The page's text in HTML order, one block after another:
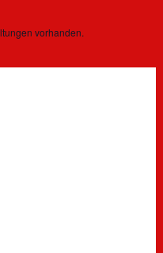
vorhanden.